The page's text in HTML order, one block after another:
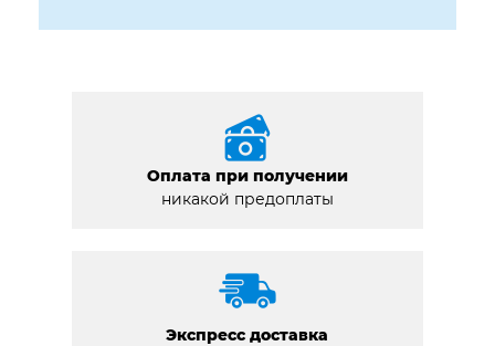
Оплата при получении
никакой предоплаты
Экспресс доставка